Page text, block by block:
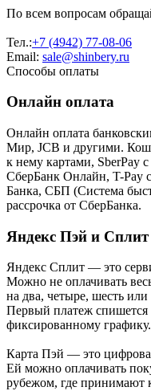
По всем вопросам
Тел.:+7 (4942) 77-08-06
Email: sale@shinbery.ru
Способы оплаты
Онлайн оплата
Онлайн оплата
Мир, JCB и другими.
к нему картами, SberPay
СберБанк Онлайн, T-Pay
Банка, СБП (Система
рассрочка от СберБанка.
Яндекс Пэй и Сплит
Яндекс Cплит — это
Можно не оплачивать
на два, четыре, шесть
Первый платеж спишется
фиксированному графику.
Карта Пэй — это
Ей можно оплачивать
рубежом, где принимают